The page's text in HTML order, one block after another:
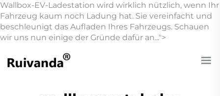
Wallbox-EV-Ladestation wird wirklich nützlich, wenn Ihr
Fahrzeug kaum noch Ladung hat. Sie vereinfacht und
beschleunigt das Aufladen Ihres Fahrzeugs. Schauen
wir uns nun einige der Gründe dafür an...">